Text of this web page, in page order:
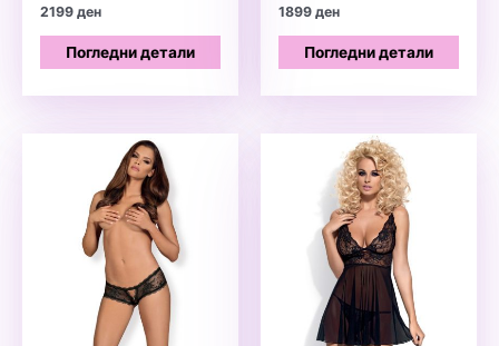
2199ден
Погледни детали
1899ден
Погледни детали